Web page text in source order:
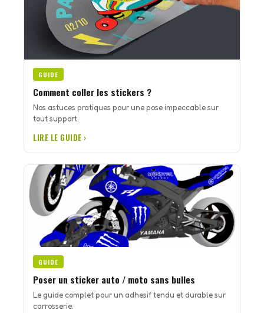
GUIDE
Comment coller les stickers ?
Nos astuces pratiques pour une pose impeccable sur
tout support.
LIRE LE GUIDE ›
GUIDE
Poser un sticker auto / moto sans bulles
Le guide complet pour un adhesif tendu et durable sur
carrosserie.